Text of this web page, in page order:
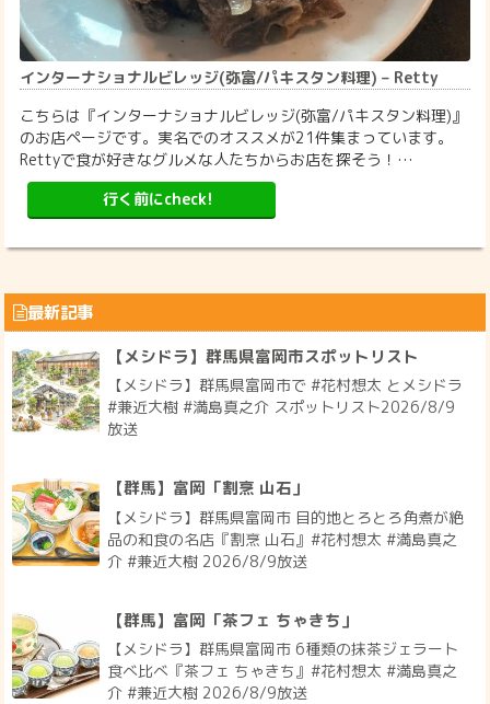
インターナショナルビレッジ(弥富/パキスタン料理) – Retty
こちらは『インターナショナルビレッジ(弥富/パキスタン料理)』
のお店ページです。実名でのオススメが21件集まっています。
Rettyで食が好きなグルメな人たちからお店を探そう！…
行く前にcheck!
最新記事
【メシドラ】群馬県富岡市スポットリスト
【メシドラ】群馬県富岡市で #花村想太 とメシドラ
#兼近大樹 #満島真之介 スポットリスト2026/8/9
放送
【群馬】富岡「割烹 山石」
【メシドラ】群馬県富岡市 目的地とろとろ角煮が絶
品の和食の名店『割烹 山石』#花村想太 #満島真之
介 #兼近大樹 2026/8/9放送
【群馬】富岡「茶フェ ちゃきち」
【メシドラ】群馬県富岡市 6種類の抹茶ジェラート
食べ比べ『茶フェ ちゃきち』#花村想太 #満島真之
介 #兼近大樹 2026/8/9放送